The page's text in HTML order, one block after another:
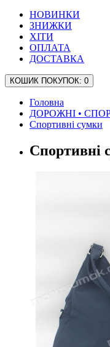
НОВИНКИ
ЗНИЖКИ
ХІТИ
ОПЛАТА
ДОСТАВКА
КОШИК ПОКУПОК: 0
Головна
ДОРОЖНІ •
Спортивні сумки
Спортивні